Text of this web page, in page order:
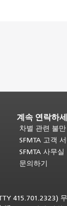
계속 연락하
차별 관련 불
SFMTA 고객
SFMTA 사무실
문의하기
415.701.2323)